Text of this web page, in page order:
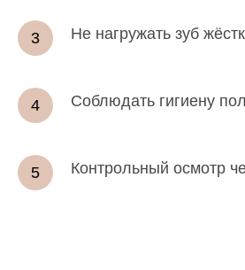
Не нагружать зуб
Соблюдать гигиену
Контрольный осмотр